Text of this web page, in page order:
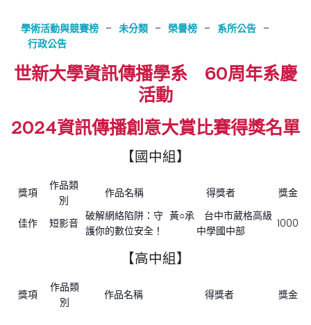
學術活動與競賽榜 – 未分類 – 榮譽榜 – 系所公告 –
行政公告
世新大學資訊傳播學系 60周年系慶
活動
2024資訊傳播創意大賞比賽得獎名單
【國中組】
獎項
作品類
別
作品名稱 得獎者 獎金
佳作 短影音
破解網絡陷阱：守
護你的數位安全！
黃○承 台中市葳格高級
中學國中部
1000
【高中組】
獎項
作品類
別
作品名稱 得獎者 獎金